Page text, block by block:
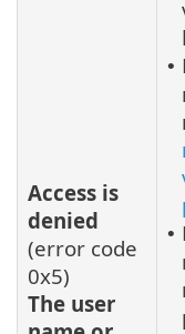
Access is
denied
(error code
0x5)
The user
•
•